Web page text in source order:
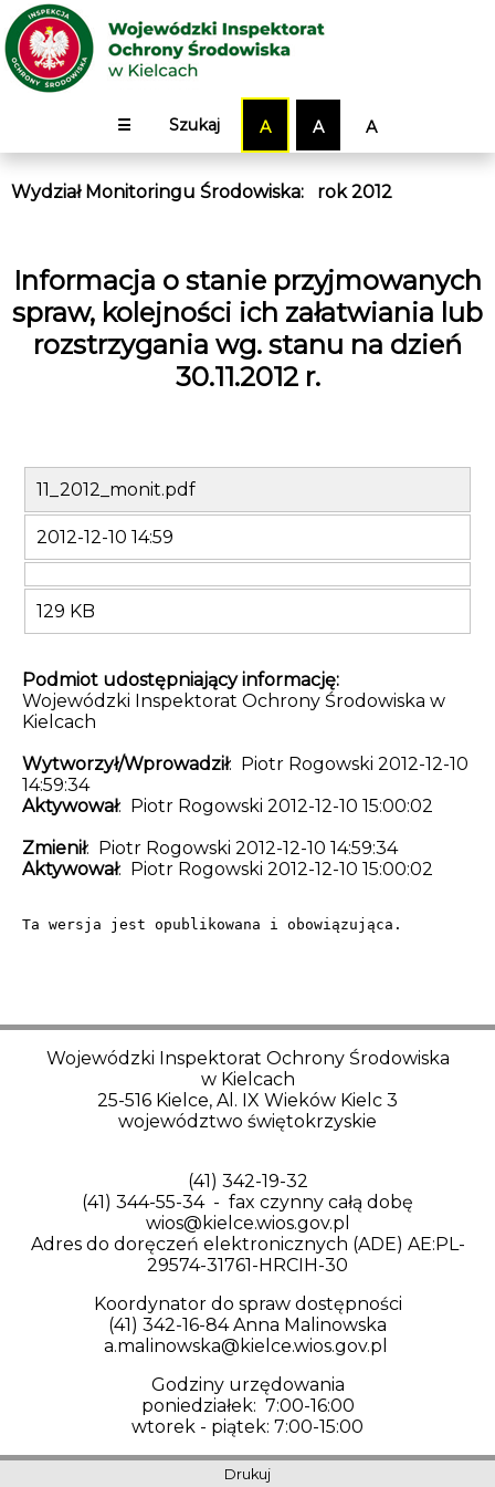
☰ Szukaj A A A
Wydział Monitoringu Środowiska: rok 2012
Informacja o stanie przyjmowanych
spraw, kolejności ich załatwiania lub
rozstrzygania wg. stanu na dzień
30.11.2012 r.
11_2012_monit.pdf
2012-12-10 14:59
129 KB
Podmiot udostępniający informację:
Wojewódzki Inspektorat Ochrony Środowiska w
Kielcach
Wytworzył/Wprowadził: Piotr Rogowski 2012-12-10
14:59:34
Aktywował: Piotr Rogowski 2012-12-10 15:00:02
Zmienił: Piotr Rogowski 2012-12-10 14:59:34
Aktywował: Piotr Rogowski 2012-12-10 15:00:02
Ta wersja jest opublikowana i obowiązująca.
Wojewódzki Inspektorat Ochrony Środowiska
w Kielcach
25-516 Kielce, Al. IX Wieków Kielc 3
województwo świętokrzyskie
(41) 342-19-32
(41) 344-55-34 - fax czynny całą dobę
wios@kielce.wios.gov.pl
Adres do doręczeń elektronicznych (ADE) AE:PL-
29574-31761-HRCIH-30
Koordynator do spraw dostępności
(41) 342-16-84 Anna Malinowska
a.malinowska@kielce.wios.gov.pl
Godziny urzędowania
poniedziałek: 7:00-16:00
wtorek - piątek: 7:00-15:00
Drukuj